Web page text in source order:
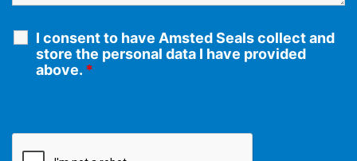
I consent to have Amsted Seals collect and
store the personal data I have provided
above. *